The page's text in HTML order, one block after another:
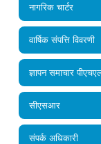
नागरिक चार्टर
वार्षिक संपत्ति विवरणी
ज्ञापन समाचार
सीएसआर
संपर्क अधिकारी